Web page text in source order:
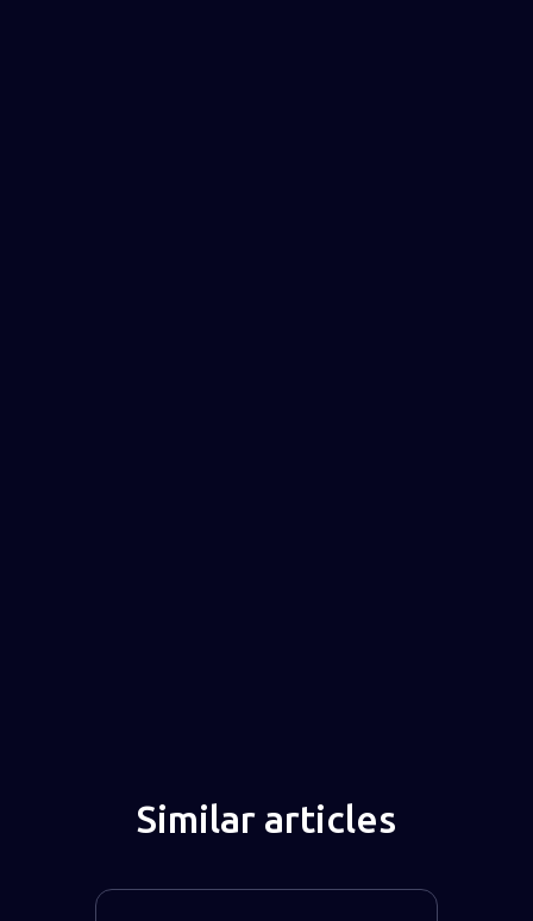
Similar articles